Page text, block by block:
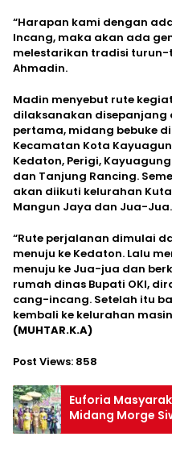
“Harapan kami dengan
Incang, maka akan ada
melestarikan tradisi turun-
Ahmadin.
Madin menyebut rute
dilaksanakan disepanjang
pertama, midang bebuke
Kecamatan Kota
Kedaton, Perigi,
dan Tanjung Rancing.
akan diikuti kelurahan
Mangun Jaya dan Jua-Jua.
“Rute perjalanan dimulai
menuju ke Kedaton. Lalu
menuju ke Jua-jua dan
rumah dinas Bupati OKI,
cang-incang. Setelah itu
kembali ke kelurahan
(MUHTAR.K.A)
Post Views: 858
Euforia
Midang Morge